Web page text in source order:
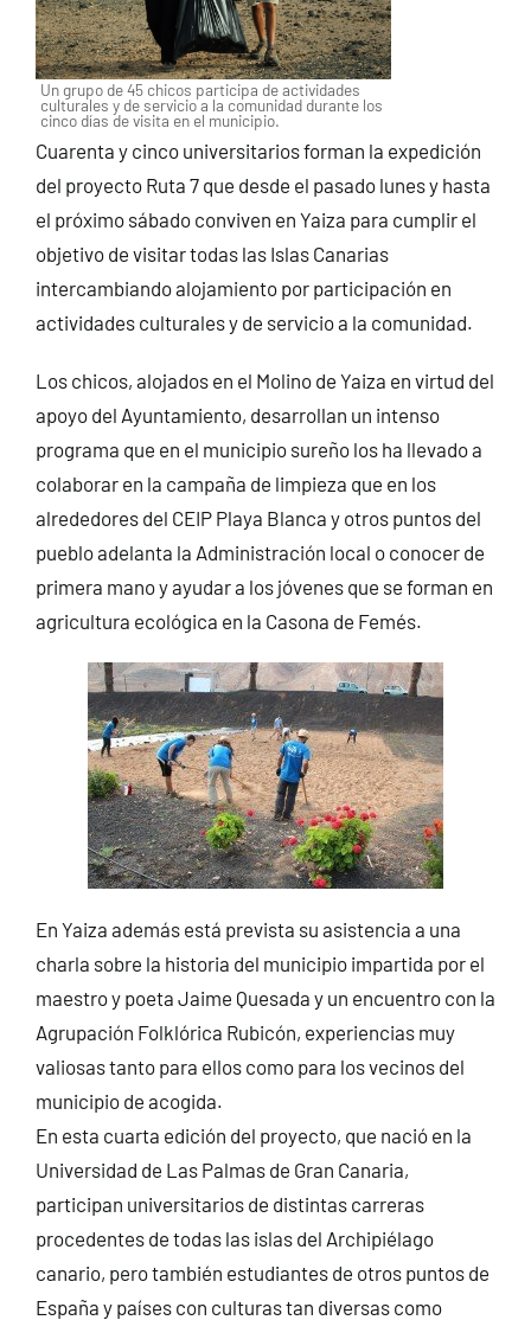
Un grupo de 45 chicos participa de actividades
culturales y de servicio a la comunidad durante los
cinco días de visita en el municipio.
Cuarenta y cinco universitarios forman la expedición
del proyecto Ruta 7 que desde el pasado lunes y hasta
el próximo sábado conviven en Yaiza para cumplir el
objetivo de visitar todas las Islas Canarias
intercambiando alojamiento por participación en
actividades culturales y de servicio a la comunidad.
Los chicos, alojados en el Molino de Yaiza en virtud del
apoyo del Ayuntamiento, desarrollan un intenso
programa que en el municipio sureño los ha llevado a
colaborar en la campaña de limpieza que en los
alrededores del CEIP Playa Blanca y otros puntos del
pueblo adelanta la Administración local o conocer de
primera mano y ayudar a los jóvenes que se forman en
agricultura ecológica en la Casona de Femés.
En Yaiza además está prevista su asistencia a una
charla sobre la historia del municipio impartida por el
maestro y poeta Jaime Quesada y un encuentro con la
Agrupación Folklórica Rubicón, experiencias muy
valiosas tanto para ellos como para los vecinos del
municipio de acogida.
En esta cuarta edición del proyecto, que nació en la
Universidad de Las Palmas de Gran Canaria,
participan universitarios de distintas carreras
procedentes de todas las islas del Archipiélago
canario, pero también estudiantes de otros puntos de
España y países con culturas tan diversas como